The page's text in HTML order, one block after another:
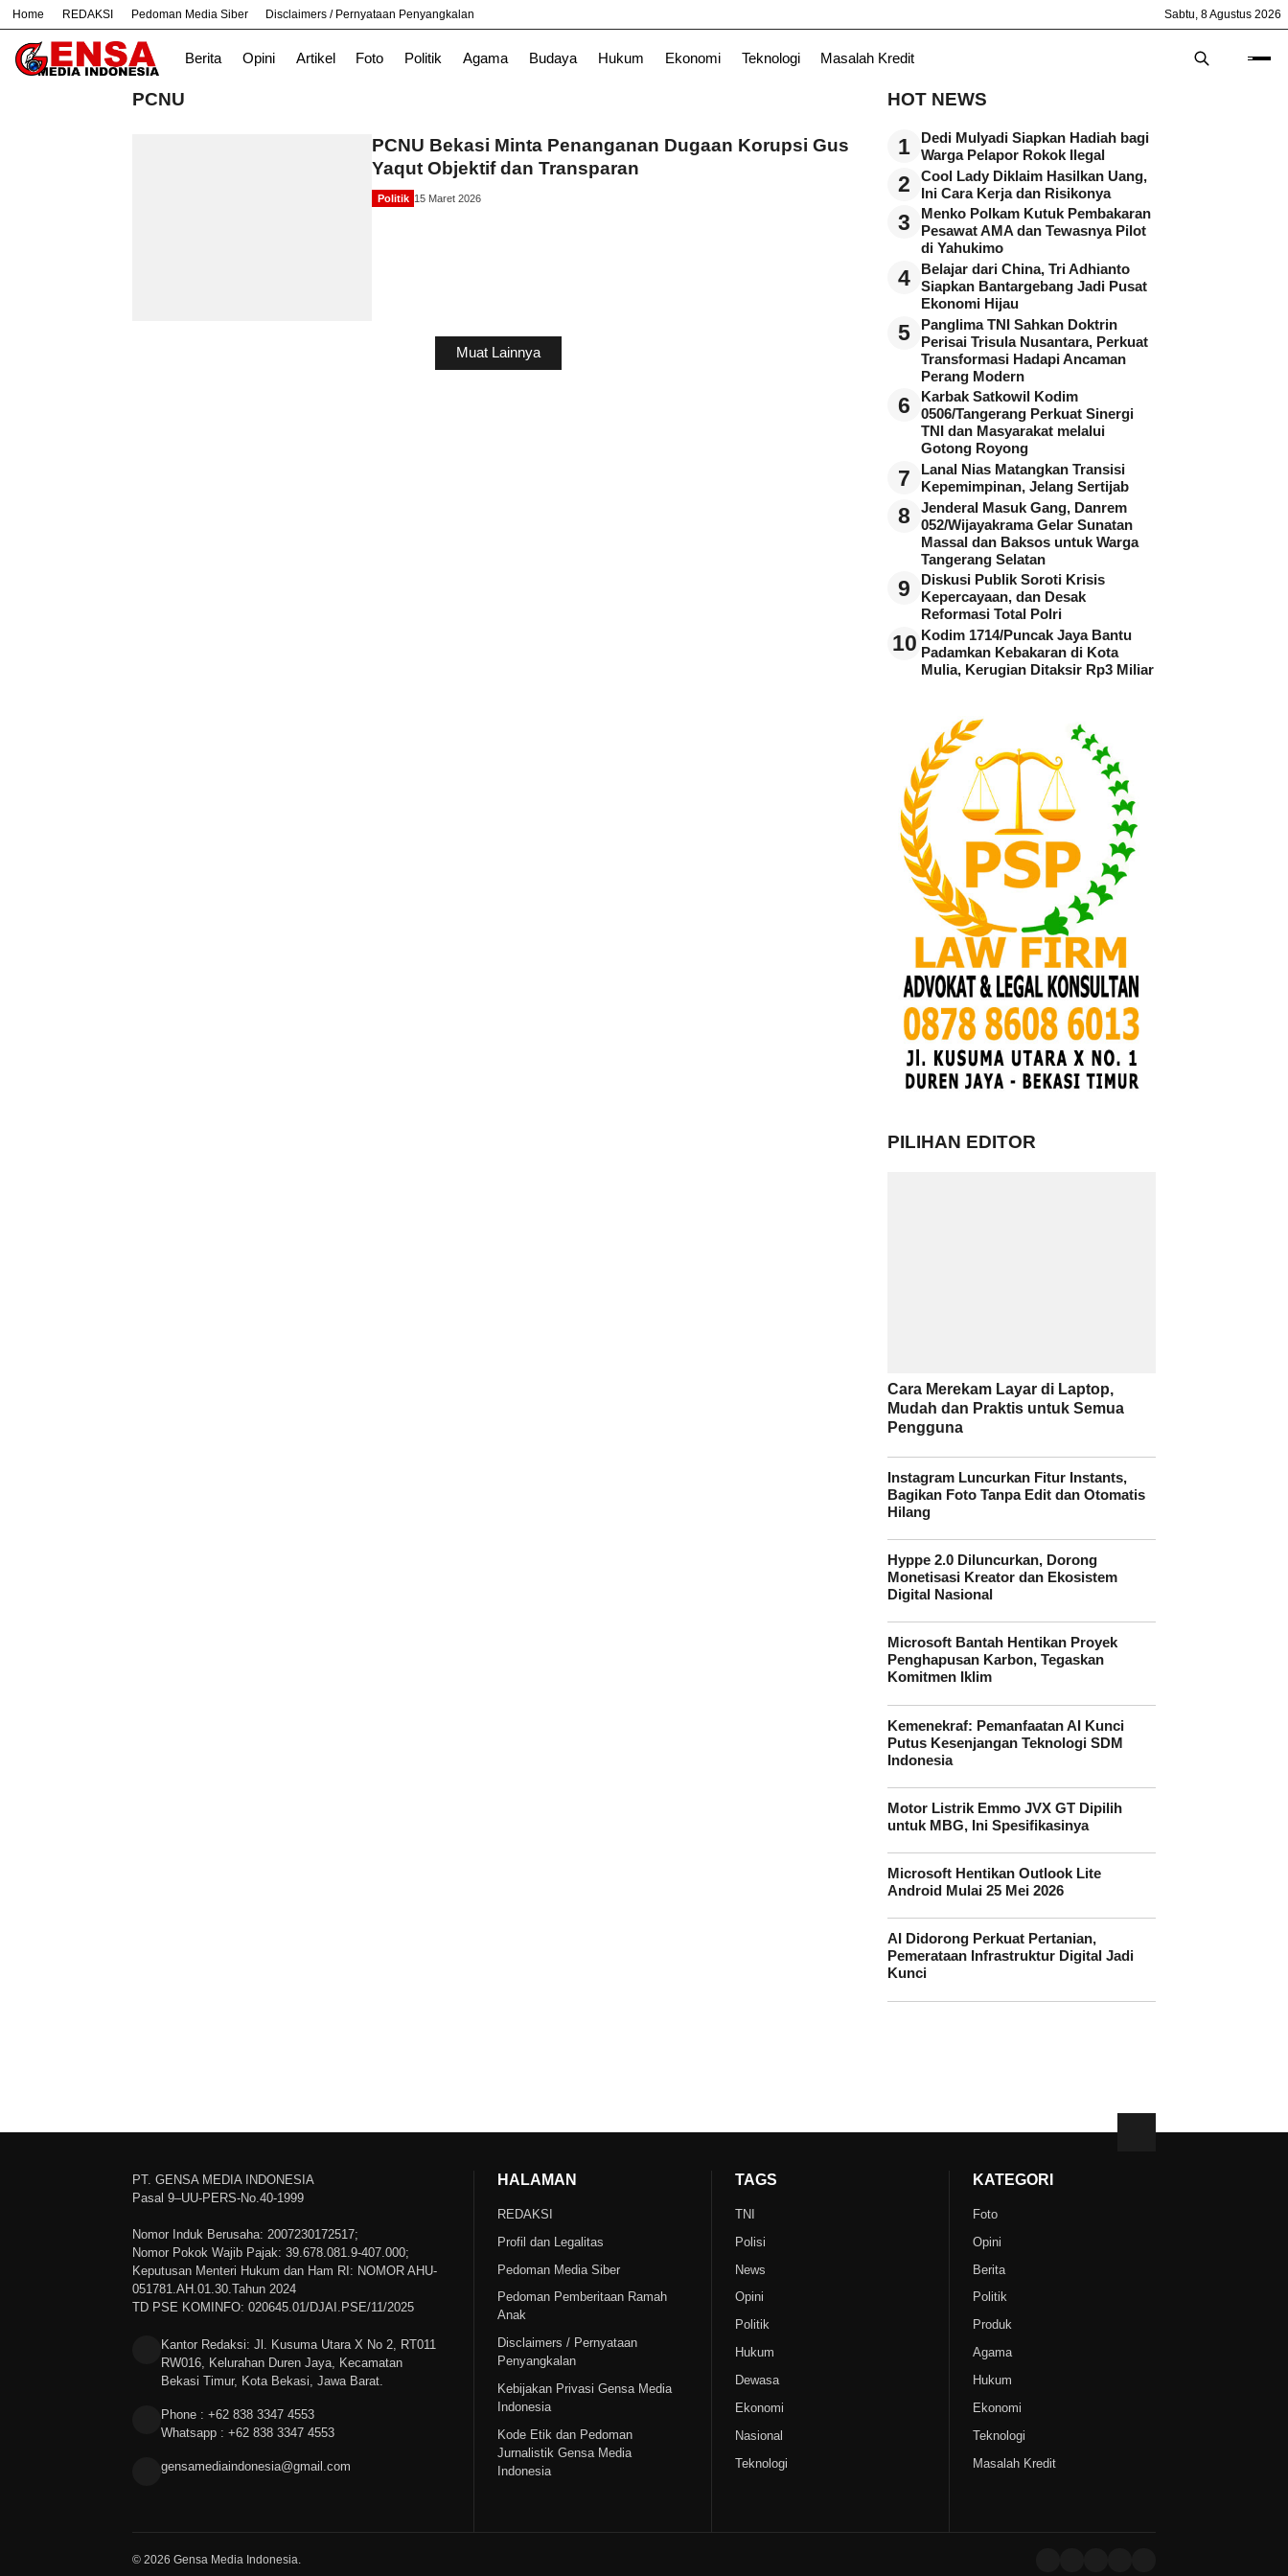
Home REDAKSI Pedoman Media Siber Disclaimers / Pernyataan Penyangkalan Sabtu, 8 Agustus 2026
Berita Opini Artikel Foto Politik Agama Budaya Hukum Ekonomi Teknologi Masalah Kredit
# Bandung Bekasi Hukum Nasional News TNI
PCNU
PCNU Bekasi Minta Penanganan Dugaan Korupsi Gus
Yaqut Objektif dan Transparan
Politik 15 Maret 2026
Muat Lainnya
HOT NEWS
1
Dedi Mulyadi Siapkan Hadiah bagi
Warga Pelapor Rokok Ilegal
2
Cool Lady Diklaim Hasilkan Uang,
Ini Cara Kerja dan Risikonya
3
Menko Polkam Kutuk Pembakaran
Pesawat AMA dan Tewasnya Pilot
di Yahukimo
4
Belajar dari China, Tri Adhianto
Siapkan Bantargebang Jadi Pusat
Ekonomi Hijau
5
Panglima TNI Sahkan Doktrin
Perisai Trisula Nusantara, Perkuat
Transformasi Hadapi Ancaman
Perang Modern
6
Karbak Satkowil Kodim
0506/Tangerang Perkuat Sinergi
TNI dan Masyarakat melalui
Gotong Royong
7
Lanal Nias Matangkan Transisi
Kepemimpinan, Jelang Sertijab
8
Jenderal Masuk Gang, Danrem
052/Wijayakrama Gelar Sunatan
Massal dan Baksos untuk Warga
Tangerang Selatan
9
Diskusi Publik Soroti Krisis
Kepercayaan, dan Desak
Reformasi Total Polri
10 Kodim 1714/Puncak Jaya Bantu
Padamkan Kebakaran di Kota
Mulia, Kerugian Ditaksir Rp3 Miliar
PILIHAN EDITOR
Cara Merekam Layar di Laptop,
Mudah dan Praktis untuk Semua
Pengguna
Instagram Luncurkan Fitur Instants,
Bagikan Foto Tanpa Edit dan Otomatis
Hilang
Hyppe 2.0 Diluncurkan, Dorong
Monetisasi Kreator dan Ekosistem
Digital Nasional
Microsoft Bantah Hentikan Proyek
Penghapusan Karbon, Tegaskan
Komitmen Iklim
Kemenekraf: Pemanfaatan AI Kunci
Putus Kesenjangan Teknologi SDM
Indonesia
Motor Listrik Emmo JVX GT Dipilih
untuk MBG, Ini Spesifikasinya
Microsoft Hentikan Outlook Lite
Android Mulai 25 Mei 2026
AI Didorong Perkuat Pertanian,
Pemerataan Infrastruktur Digital Jadi
Kunci
PT. GENSA MEDIA INDONESIA
Pasal 9–UU-PERS-No.40-1999
Nomor Induk Berusaha: 2007230172517;
Nomor Pokok Wajib Pajak: 39.678.081.9-407.000;
Keputusan Menteri Hukum dan Ham RI: NOMOR AHU-
051781.AH.01.30.Tahun 2024
TD PSE KOMINFO: 020645.01/DJAI.PSE/11/2025
Kantor Redaksi: Jl. Kusuma Utara X No 2, RT011
RW016, Kelurahan Duren Jaya, Kecamatan
Bekasi Timur, Kota Bekasi, Jawa Barat.
Phone : +62 838 3347 4553
Whatsapp : +62 838 3347 4553
gensamediaindonesia@gmail.com
HALAMAN
REDAKSI
Profil dan Legalitas
Pedoman Media Siber
Pedoman Pemberitaan Ramah
Anak
Disclaimers / Pernyataan
Penyangkalan
Kebijakan Privasi Gensa Media
Indonesia
Kode Etik dan Pedoman
Jurnalistik Gensa Media
Indonesia
TAGS
TNI
Polisi
News
Opini
Politik
Hukum
Dewasa
Ekonomi
Nasional
Teknologi
KATEGORI
Foto
Opini
Berita
Politik
Produk
Agama
Hukum
Ekonomi
Teknologi
Masalah Kredit
© 2026 Gensa Media Indonesia.